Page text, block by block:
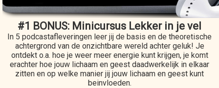
#1 BONUS: Minicursus Lekker in je vel
In 5 podcastafleveringen leer jij de basis en de theoretische
achtergrond van de onzichtbare wereld achter geluk! Je
ontdekt o.a. hoe je weer meer energie kunt krijgen, je komt
erachter hoe jouw lichaam en geest daadwerkelijk in elkaar
zitten en op welke manier jij jouw lichaam en geest kunt
beinvloeden.